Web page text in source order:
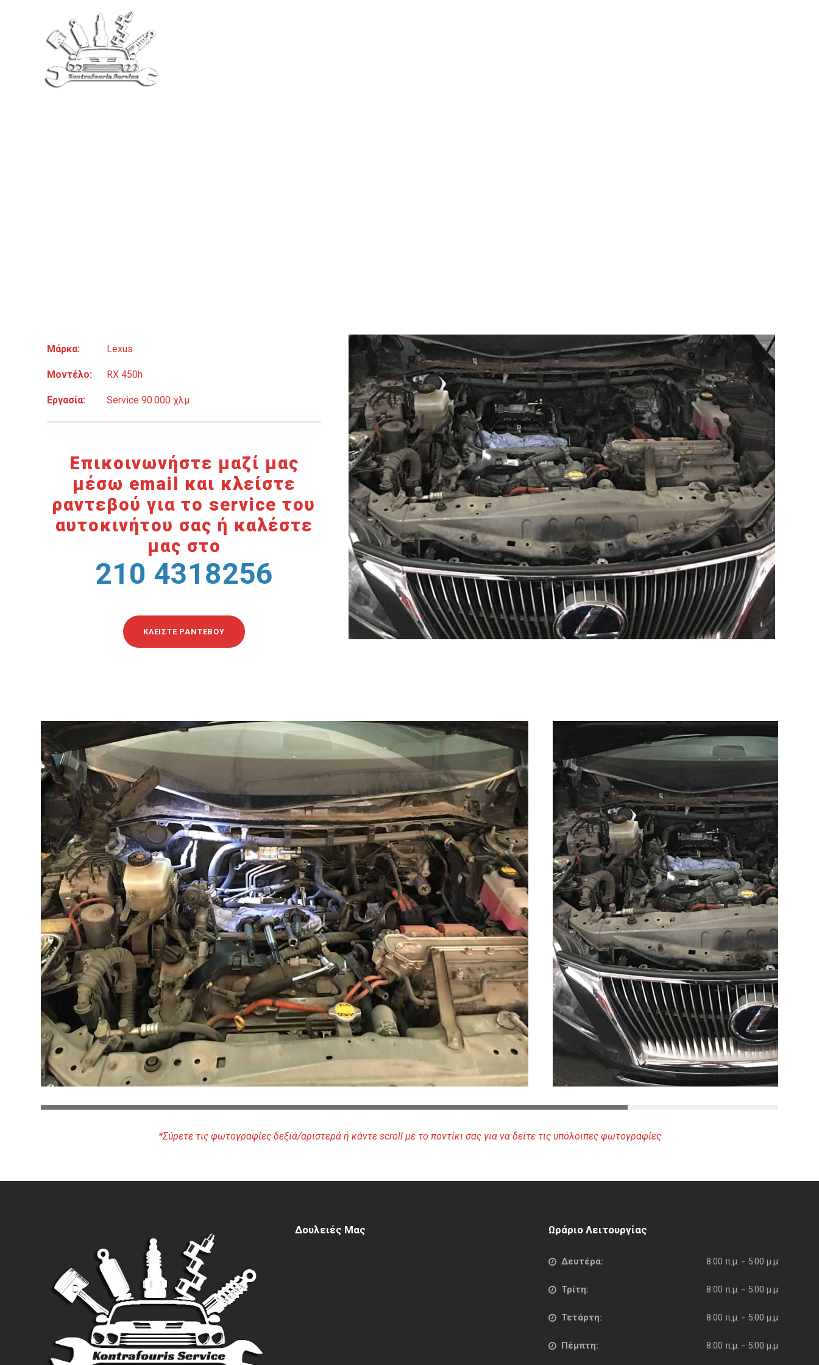
Μάρκα: Lexus
Μοντέλο: RX 450h
Εργασία: Service 90.000 χλμ
Επικοινωνήστε μαζί μας
μέσω email και κλείστε
ραντεβού για το service του
αυτοκινήτου σας ή καλέστε
μας στο
210 4318256
ΚΛΕΊΣΤΕ ΡΑΝΤΕΒΟΎ
*Σύρετε τις φωτογραφίες δεξιά/αριστερά ή κάντε scroll με το ποντίκι σας για να δείτε τις υπόλοιπες φωτογραφίες
Δουλειές Μας Ωράριο Λειτουργίας
Δευτέρα: 8:00 π.μ. - 5:00 μ.μ
Τρίτη: 8:00 π.μ. - 5:00 μ.μ
Τετάρτη: 8:00 π.μ. - 5:00 μ.μ
Πέμπτη: 8:00 π.μ. - 5:00 μ.μ